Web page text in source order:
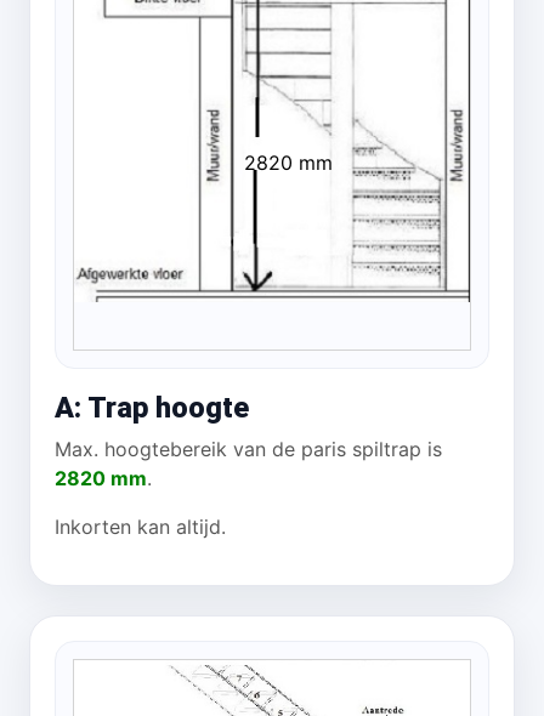
2820 mm
A: Trap hoogte
Max. hoogtebereik van de paris spiltrap is
2820 mm.
Inkorten kan altijd.